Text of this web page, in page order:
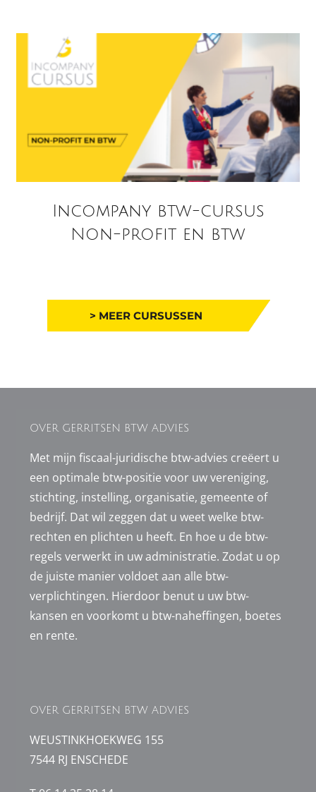
Incompany btw-cursus
Non-profit en btw
> MEER CURSUSSEN
OVER GERRITSEN BTW ADVIES
Met mijn fiscaal-juridische btw-advies creëert u
een optimale btw-positie voor uw vereniging,
stichting, instelling, organisatie, gemeente of
bedrijf. Dat wil zeggen dat u weet welke btw-
rechten en plichten u heeft. En hoe u de btw-
regels verwerkt in uw administratie. Zodat u op
de juiste manier voldoet aan alle btw-
verplichtingen. Hierdoor benut u uw btw-
kansen en voorkomt u btw-naheffingen, boetes
en rente.
OVER GERRITSEN BTW ADVIES
WEUSTINKHOEKWEG 155
7544 RJ ENSCHEDE